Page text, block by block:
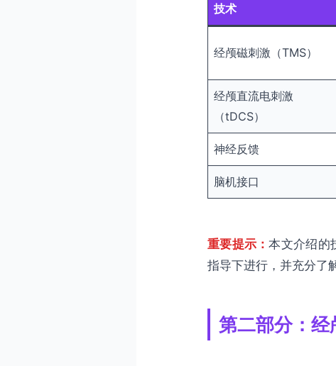
技术
经颅磁刺激（TMS）
经颅直流电刺激
（tDCS）
神经反馈
脑机接口
重要提示：本文介绍的
指导下进行，并充分了
第二部分：经